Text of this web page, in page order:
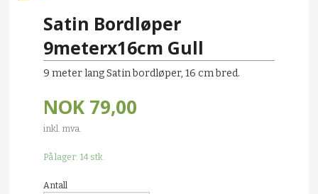
Satin Bordløper
9meterx16cm Gull
9 meter lang Satin bordløper, 16 cm bred.
NOK 79,00
inkl. mva.
På lager: 14 stk.
Antall